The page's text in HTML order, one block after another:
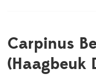
Carpinus
(Haagbeuk